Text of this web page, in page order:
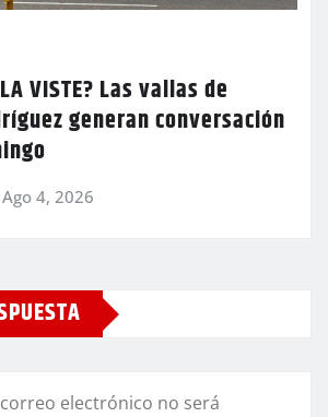
VISTE? Las vallas de
generan conversación
Ago 4, 2026
electrónico no será